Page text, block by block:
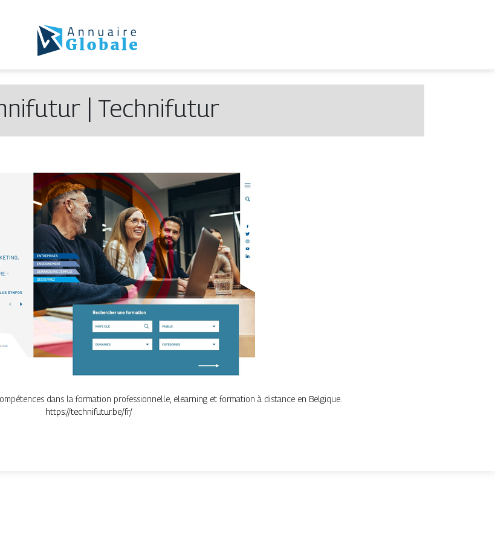
| Technifutur
dans la formation professionnelle, elearning et formation à distance en Belgique.
https://technifutur.be/fr/